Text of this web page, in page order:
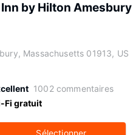
by Hilton Amesbury
Massachusetts 01913, US
1002 commentaires
Fi gratuit
Sélectionner